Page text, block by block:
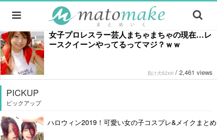
女子プロレスラー芸人まちゃまちゃの現在…レ
ースクイーンやってるってマジ？ｗｗ
負け犬62xxi / 2,461 views
PICKUP
ピックアップ
ハロウィン2019！可愛い女の子コスプレ&メイクまとめ